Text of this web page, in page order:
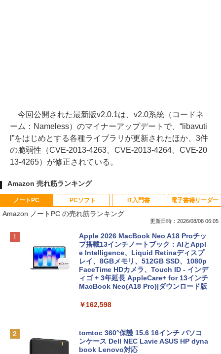
今回公開された最新版v2.0.1は、v2.0系統（コードネ
ーム：Nameless）のマイナーアップデートで、“libavuti
l”をはじめとする各種ライブラリが更新されたほか、3件
の脆弱性（CVE-2013-4263、CVE-2013-4264、CVE-20
13-4265）が修正されている。
Amazon 売れ筋ランキング
ノートPC
Amazon ノートPC の売れ筋ランキング
更新日時：2026/08/08 06:05
Apple 2026 MacBook Neo A18 Proチッ
プ搭載13インチノートブック：AIとAppl
e Intelligence、Liquid Retinaディスプ
レイ、8GBメモリ、512GB SSD、1080p
FaceTime HDカメラ、Touch ID - インデ
ィゴ + 3年延長 AppleCare+ for 13インチ
MacBook Neo(A18 Pro)|ダウンロード版
￥162,598
tomtoc 360°保護 15.6 16インチ パソコ
ンケース Dell NEC Lavie ASUS HP dyna
book Lenovo対応
PCソフト IT入門書 電子書籍リーダー